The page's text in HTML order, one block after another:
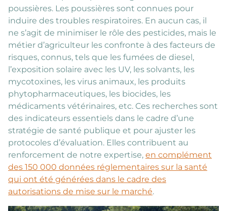
poussières. Les poussières sont connues pour
induire des troubles respiratoires. En aucun cas, il
ne s’agit de minimiser le rôle des pesticides, mais le
métier d’agriculteur les confronte à des facteurs de
risques, connus, tels que les fumées de diesel,
l’exposition solaire avec les UV, les solvants, les
mycotoxines, les virus animaux, les produits
phytopharmaceutiques, les biocides, les
médicaments vétérinaires, etc. Ces recherches sont
des indicateurs essentiels dans le cadre d’une
stratégie de santé publique et pour ajuster les
protocoles d’évaluation. Elles contribuent au
renforcement de notre expertise, en complément
des 150 000 données réglementaires sur la santé
qui ont été générées dans le cadre des
autorisations de mise sur le marché.